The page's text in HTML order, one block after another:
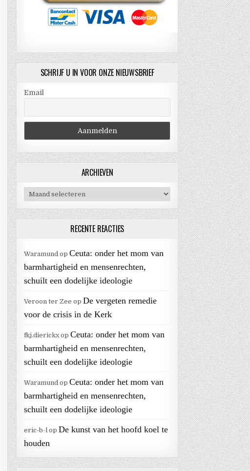
SCHRIJF U IN VOOR ONZE NIEUWSBRIEF
Email
ARCHIEVEN
Archieven
RECENTE REACTIES
Waramund opCeuta: onder het mom van
barmhartigheid en mensenrechten,
schuilt een dodelijke ideologie
Veroon ter Zee opDe vergeten remedie
voor de crisis in de Kerk
fkj.dierickxopCeuta: onder het mom van
barmhartigheid en mensenrechten,
schuilt een dodelijke ideologie
Waramund opCeuta: onder het mom van
barmhartigheid en mensenrechten,
schuilt een dodelijke ideologie
eric-b-l opDe kunst van het hoofd koel te
houden